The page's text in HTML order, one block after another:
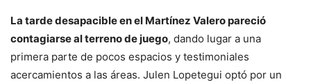
La tarde desapacible en el Martínez Valero pareció
contagiarse al terreno de juego, dando lugar a una
primera parte de pocos espacios y testimoniales
acercamientos a las áreas. Julen Lopetegui optó por un